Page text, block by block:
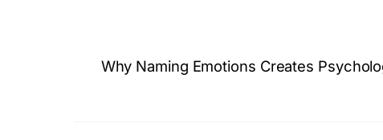
Why Naming Emotions Creates